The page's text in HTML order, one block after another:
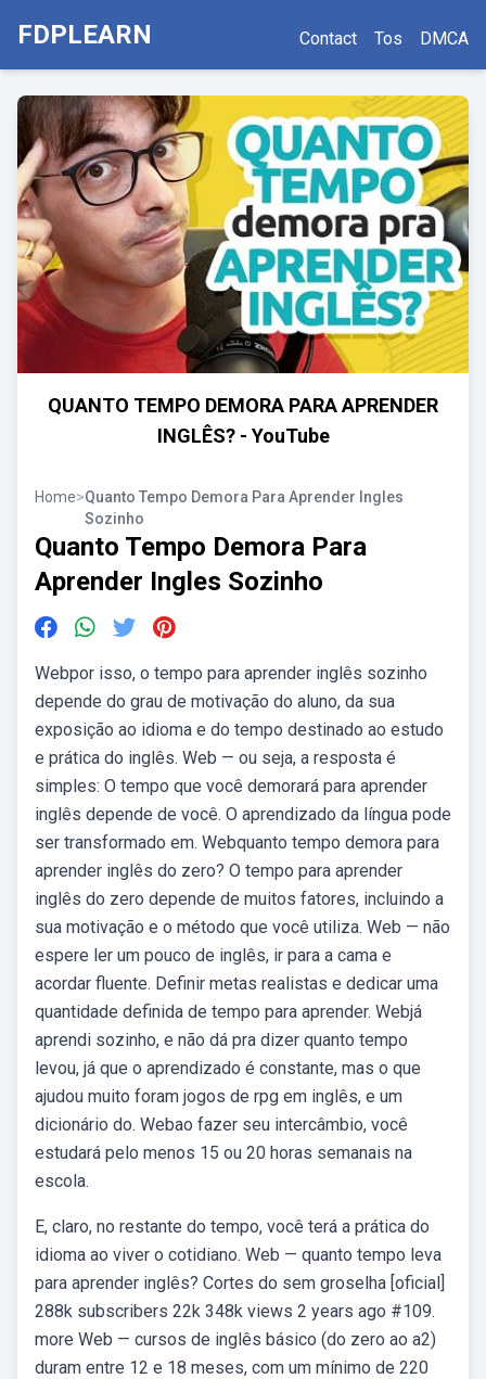
FDPLEARN Contact Tos DMCA
QUANTO TEMPO DEMORA PARA APRENDER
INGLÊS? - YouTube
Home>Quanto Tempo Demora Para Aprender Ingles
Sozinho
Quanto Tempo Demora Para
Aprender Ingles Sozinho
Webpor isso, o tempo para aprender inglês sozinho
depende do grau de motivação do aluno, da sua
exposição ao idioma e do tempo destinado ao estudo
e prática do inglês. Web — ou seja, a resposta é
simples: O tempo que você demorará para aprender
inglês depende de você. O aprendizado da língua pode
ser transformado em. Webquanto tempo demora para
aprender inglês do zero? O tempo para aprender
inglês do zero depende de muitos fatores, incluindo a
sua motivação e o método que você utiliza. Web — não
espere ler um pouco de inglês, ir para a cama e
acordar fluente. Definir metas realistas e dedicar uma
quantidade definida de tempo para aprender. Webjá
aprendi sozinho, e não dá pra dizer quanto tempo
levou, já que o aprendizado é constante, mas o que
ajudou muito foram jogos de rpg em inglês, e um
dicionário do. Webao fazer seu intercâmbio, você
estudará pelo menos 15 ou 20 horas semanais na
escola.
E, claro, no restante do tempo, você terá a prática do
idioma ao viver o cotidiano. Web — quanto tempo leva
para aprender inglês? Cortes do sem groselha [oficial]
288k subscribers 22k 348k views 2 years ago #109.
more Web — cursos de inglês básico (do zero ao a2)
duram entre 12 e 18 meses, com um mínimo de 220